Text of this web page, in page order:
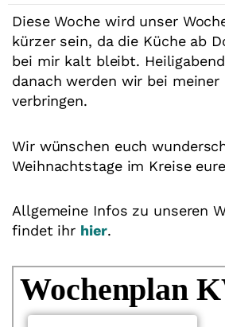
Diese Woche wird unser
kürzer sein, da die Küche ab
bei mir kalt bleibt.
danach werden wir bei meiner
verbringen.
Wir wünschen euch
Weihnachtstage im Kreise
Allgemeine Infos zu unseren
findet ihr hier.
Wochenplan